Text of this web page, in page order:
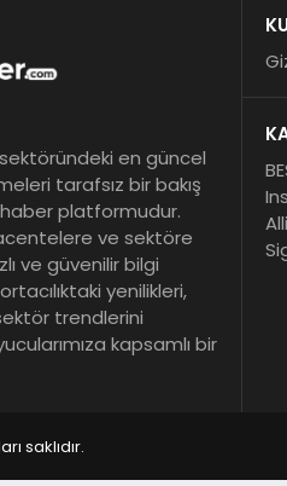
en güncel
tarafsız bir bakış
haber platformudur.
ve sektöre
ve güvenilir bilgi
yenilikleri,
trendlerini
kapsamlı bir
saklıdır.